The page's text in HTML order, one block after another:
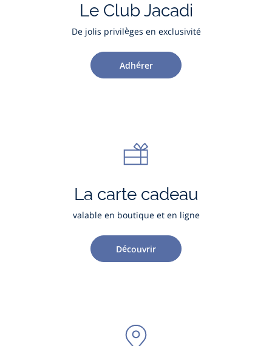
Le Club Jacadi
De jolis privilèges en exclusivité
Adhérer
La carte cadeau
valable en boutique et en ligne
Découvrir